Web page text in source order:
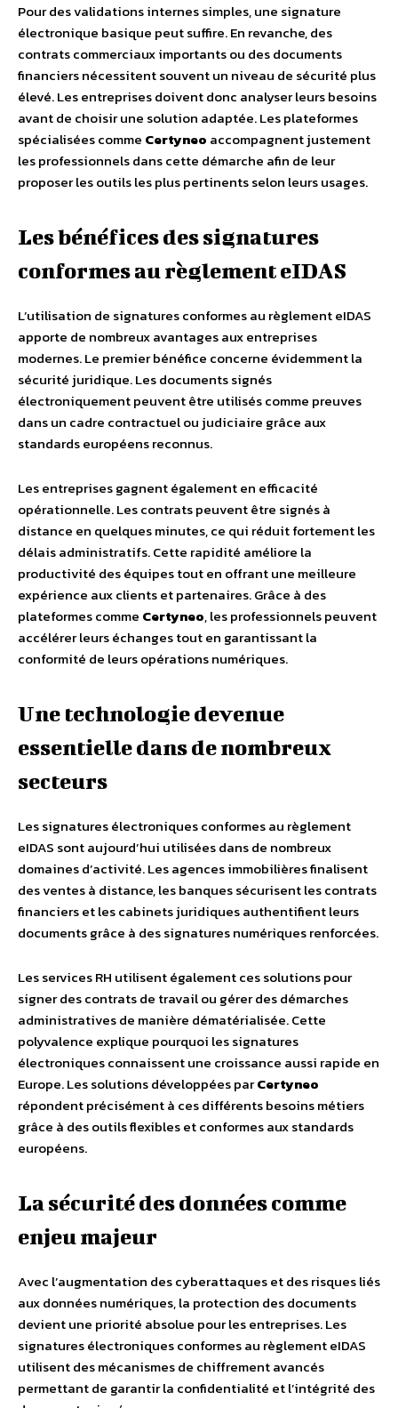
Pour des validations internes simples, une signature
électronique basique peut suffire. En revanche, des
contrats commerciaux importants ou des documents
financiers nécessitent souvent un niveau de sécurité plus
élevé. Les entreprises doivent donc analyser leurs besoins
avant de choisir une solution adaptée. Les plateformes
spécialisées comme Certyneo accompagnent justement
les professionnels dans cette démarche afin de leur
proposer les outils les plus pertinents selon leurs usages.
Les bénéfices des signatures
conformes au règlement eIDAS
L’utilisation de signatures conformes au règlement eIDAS
apporte de nombreux avantages aux entreprises
modernes. Le premier bénéfice concerne évidemment la
sécurité juridique. Les documents signés
électroniquement peuvent être utilisés comme preuves
dans un cadre contractuel ou judiciaire grâce aux
standards européens reconnus.
Les entreprises gagnent également en efficacité
opérationnelle. Les contrats peuvent être signés à
distance en quelques minutes, ce qui réduit fortement les
délais administratifs. Cette rapidité améliore la
productivité des équipes tout en offrant une meilleure
expérience aux clients et partenaires. Grâce à des
plateformes comme Certyneo, les professionnels peuvent
accélérer leurs échanges tout en garantissant la
conformité de leurs opérations numériques.
Une technologie devenue
essentielle dans de nombreux
secteurs
Les signatures électroniques conformes au règlement
eIDAS sont aujourd’hui utilisées dans de nombreux
domaines d’activité. Les agences immobilières finalisent
des ventes à distance, les banques sécurisent les contrats
financiers et les cabinets juridiques authentifient leurs
documents grâce à des signatures numériques renforcées.
Les services RH utilisent également ces solutions pour
signer des contrats de travail ou gérer des démarches
administratives de manière dématérialisée. Cette
polyvalence explique pourquoi les signatures
électroniques connaissent une croissance aussi rapide en
Europe. Les solutions développées parCertyneo
répondent précisément à ces différents besoins métiers
grâce à des outils flexibles et conformes aux standards
européens.
La sécurité des données comme
enjeu majeur
Avec l’augmentation des cyberattaques et des risques liés
aux données numériques, la protection des documents
devient une priorité absolue pour les entreprises. Les
signatures électroniques conformes au règlement eIDAS
utilisent des mécanismes de chiffrement avancés
permettant de garantir la confidentialité et l’intégrité des